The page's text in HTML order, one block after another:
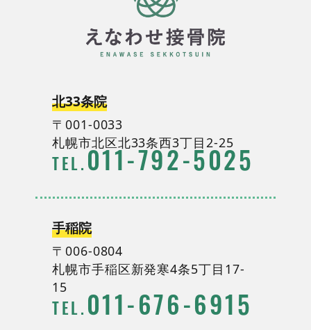
北33条院
〒001-0033
札幌市北区北33条西3丁目2-25
TEL. 011 - 792-5025
手稲院
〒006-0804
札幌市手稲区新発寒4条5丁目17-
15
TEL. 011 - 676 -6915